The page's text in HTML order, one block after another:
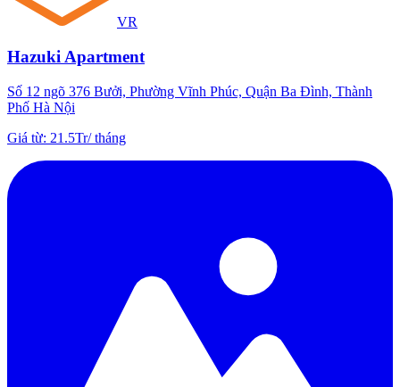
VR
Hazuki Apartment
Số 12 ngõ 376 Bưởi, Phường Vĩnh Phúc, Quận Ba Đình, Thành
Phố Hà Nội
Giá từ: 21.5Tr/tháng